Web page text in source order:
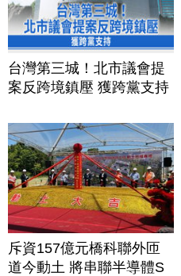
台灣第三城！北市議會提
案反跨境鎮壓 獲跨黨支持
斥資157億元橋科聯外匝
道今動土 將串聯半導體S